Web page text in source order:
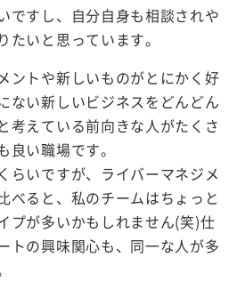
ですし、自分自身も相談されや
たいと思っています。
ントや新しいものがとにかく好
ない新しいビジネスをどんどん
考えている前向きな人がたくさ
良い職場です。
らいですが、ライバーマネジメ
べると、私のチームはちょっと
プが多いかもしれません(笑)仕
トの興味関心も、同一な人が多